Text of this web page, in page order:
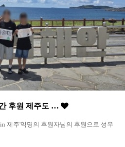
간 후원 제주도 …
제주'익명의 후원자님의 후원으로 성우